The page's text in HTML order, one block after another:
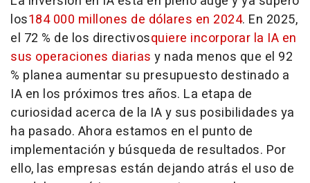
los184 000 millones de dólares en 2024. En 2025,
el 72 % de los directivosquiere incorporar la IA en
sus operaciones diarias y nada menos que el 92
% planea aumentar su presupuesto destinado a
IA en los próximos tres años. La etapa de
curiosidad acerca de la IA y sus posibilidades ya
ha pasado. Ahora estamos en el punto de
implementación y búsqueda de resultados. Por
ello, las empresas están dejando atrás el uso de